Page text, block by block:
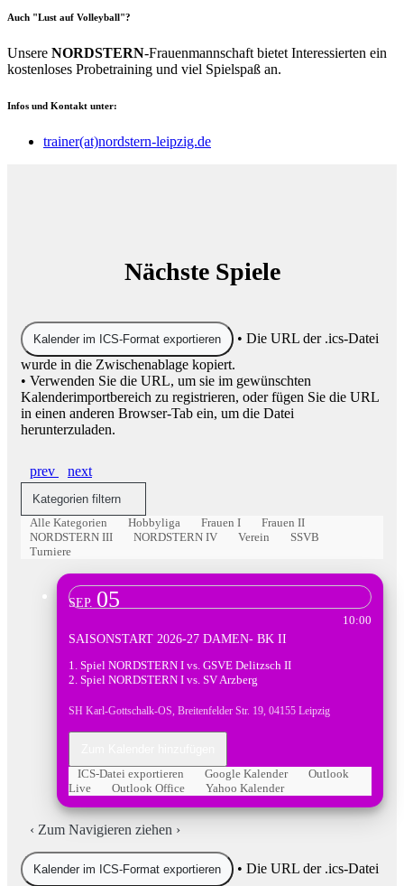
Auch "Lust auf Volleyball"?
Unsere NORDSTERN-Frauenmannschaft bietet Interessierten ein
kostenloses Probetraining und viel Spielspaß an.
Infos und Kontakt unter:
trainer(at)nordstern-leipzig.de
Nächste Spiele
Kalender im ICS-Format exportieren
• Die URL der .ics-Datei
wurde in die Zwischenablage kopiert.
• Verwenden Sie die URL, um sie im gewünschten
Kalenderimportbereich zu registrieren, oder fügen Sie die URL
in einen anderen Browser-Tab ein, um die Datei
herunterzuladen.
prev next
Kategorien filtern
Alle Kategorien
Hobbyliga Frauen I
Frauen II
NORDSTERN III
NORDSTERN IV Verein
SSVB
Turniere
Frauen I
SEP. 05
10:00
SAISONSTART 2026-27 DAMEN- BK II
1. Spiel NORDSTERN I vs. GSVE Delitzsch II
2. Spiel NORDSTERN I vs. SV Arzberg
SH Karl-Gottschalk-OS, Breitenfelder Str. 19, 04155 Leipzig
ICS-Datei exportieren
Google Kalender
Outlook
Live
Outlook Office Yahoo Kalender
‹ Zum Navigieren ziehen ›
Kalender im ICS-Format exportieren
• Die URL der .ics-Datei